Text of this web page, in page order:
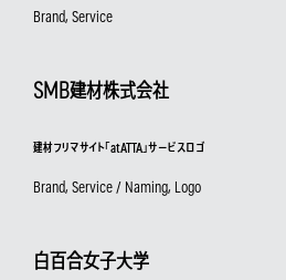
Brand, Service
SMB建材株式会社
建材フリマサイト「atATTA」サービスロゴ
Brand, Service / Naming, Logo
白百合女子大学